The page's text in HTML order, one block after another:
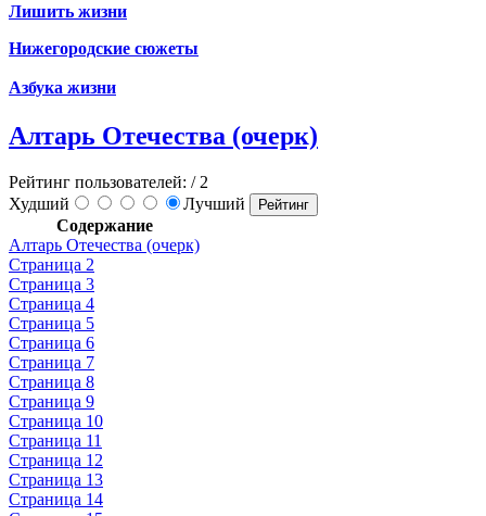
Лишить жизни
Нижегородские сюжеты
Азбука жизни
Алтарь Отечества (очерк)
Рейтинг пользователей: / 2
Худший
Лучший
Содержание
Алтарь Отечества (очерк)
Страница 2
Страница 3
Страница 4
Страница 5
Страница 6
Страница 7
Страница 8
Страница 9
Страница 10
Страница 11
Страница 12
Страница 13
Страница 14